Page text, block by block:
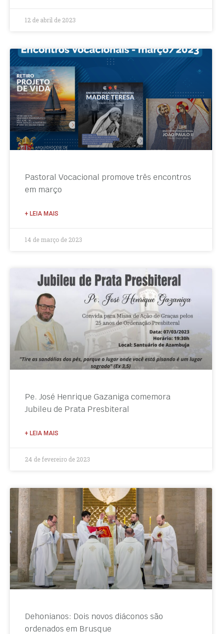
12 de abril de 2023
Pastoral Vocacional promove três encontros
em março
+ LEIA MAIS
14 de março de 2023
Pe. José Henrique Gazaniga comemora
Jubileu de Prata Presbiteral
+ LEIA MAIS
24 de fevereiro de 2023
Dehonianos: Dois novos diáconos são
ordenados em Brusque